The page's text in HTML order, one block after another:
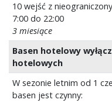
10 wejść z
7:00 do 22:00
3 miesiące
Basen hotelowy
hotelowych
W sezonie letnim od 1
basen jest czynny: